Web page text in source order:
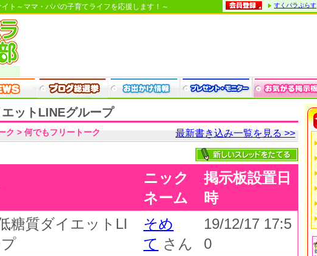
ト～ママ・パパの子育てライフを応援します！～ すくパラぷらす
ットLINEグループ
最新書き込み一覧を見る >>
ク >何でもフリートーク
ニック
ネーム
掲示板設置日
時
糖質ダイエットLI
そめ
て さん
19/12/17 17:5
0